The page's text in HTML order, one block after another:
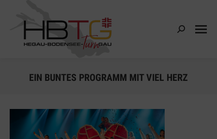
Search:
EIN BUNTES PROGRAMM MIT VIEL HERZ